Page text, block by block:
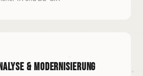
& MODERNISIERUNG